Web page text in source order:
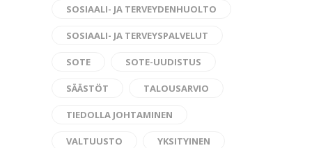
SOSIAALI- JA TERVEYDENHUOLTO
SOSIAALI- JA TERVEYSPALVELUT
SOTE SOTE-UUDISTUS
SÄÄSTÖT TALOUSARVIO
TIEDOLLA JOHTAMINEN
VALTUUSTO YKSITYINEN